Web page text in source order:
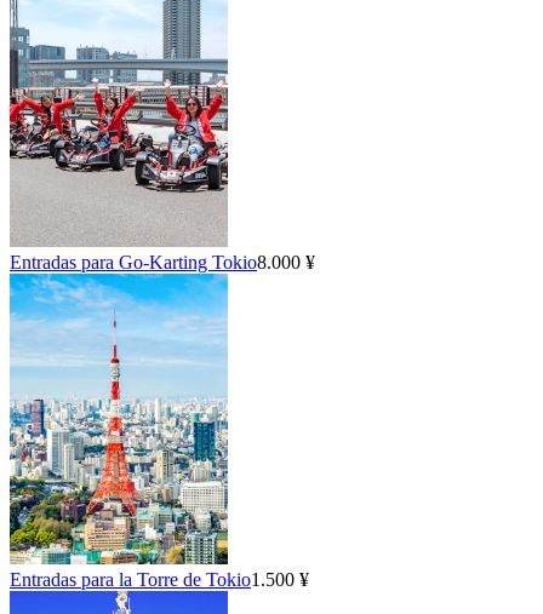
Entradas para Go-Karting Tokio8.000 ¥
Entradas para la Torre de Tokio1.500 ¥